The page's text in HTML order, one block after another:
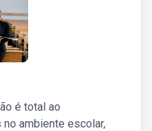
é total ao
ambiente escolar,